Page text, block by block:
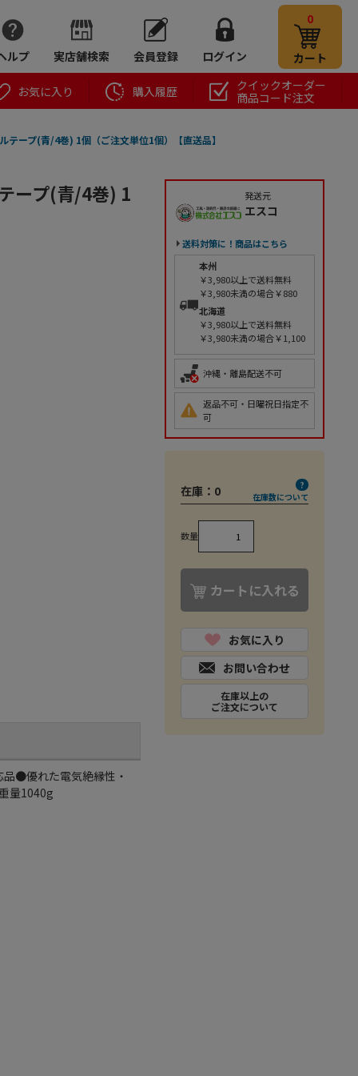
ルプ 実店舗検索 会員登録 ログイン
0
カート
お気に入り 購入履歴
クイックオーダー
商品コード注文
ープ(青/4巻) 1個（ご注文単位1個）【直送品】
ープ(青/4巻) 1
●優れた電気絶縁性・
量1040g
発送元
エスコ
送料対策に！商品はこちら
本州
￥3,980以上で送料無料
￥3,980未満の場合￥880
北海道
￥3,980以上で送料無料
￥3,980未満の場合￥1,100
沖縄・離島配送不可
返品不可・日曜祝日指定不
可
在庫： 0 在庫数について
数量
カートに入れる
お気に入り
お問い合わせ
在庫以上の
ご注文について